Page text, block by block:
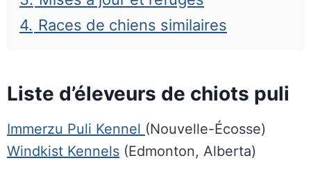
4. Races de chiens similaires
Liste d’éleveurs de chiots puli
Immerzu Puli Kennel (Nouvelle-Écosse)
Windkist Kennels (Edmonton, Alberta)